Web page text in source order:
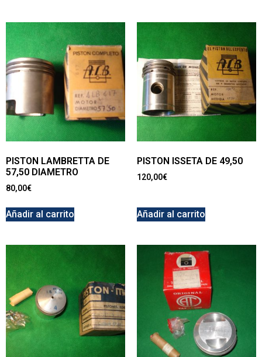
PISTON LAMBRETTA DE
57,50 DIAMETRO
80,00€
Añadir al carrito
PISTON ISSETA DE 49,50
120,00€
Añadir al carrito